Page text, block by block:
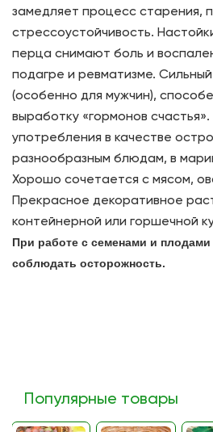
замедляет процесс старения,
стрессоустойчивость.
перца снимают боль и
подагре и ревматизме.
(особенно для мужчин),
выработку «гормонов
употребления в качестве
разнообразным блюдам, в
Хорошо сочетается с мясом,
Прекрасное декоративное
контейнерной или горшечной
При работе с семенами и
соблюдать осторожность.
Популярные товары